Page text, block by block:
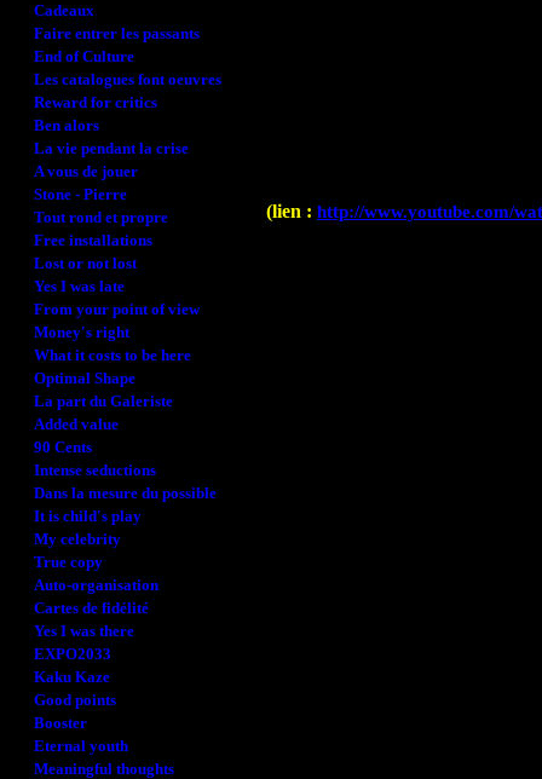
Cadeaux
Faire entrer les passants
End of Culture
Les catalogues font oeuvres
Reward for critics
Ben alors
La vie pendant la crise
A vous de jouer
Stone - Pierre
Tout rond et propre
Free installations
Lost or not lost
Yes I was late
From your point of view
Money's right
What it costs to be here
Optimal Shape
La part du Galeriste
Added value
90 Cents
Intense seductions
Dans la mesure du possible
It is child's play
My celebrity
True copy
Auto-organisation
Cartes de fidélité
Yes I was there
EXPO2033
Kaku Kaze
Good points
Booster
Eternal youth
Meaningful thoughts
(lien : http://www.youtube.com/